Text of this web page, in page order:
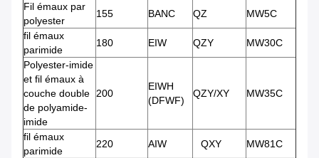
Fil émaux par
polyester
155 BANC QZ
MW5C
fil émaux
parimide
180 EIW QZY
MW30C
Polyester-imide
et fil émaux à
couche double
de polyamide-
imide
200
EIWH
(DFWF)
QZY/XY MW35C
fil émaux
parimide
220 AIW QXY MW81C